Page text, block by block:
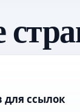
для ссылок